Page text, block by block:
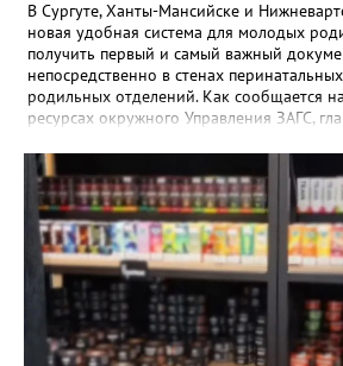
В Сургуте, Ханты-Мансийске и
новая удобная система для молодых
получить первый и самый важный
непосредственно в стенах
родильных отделений. Как сообщается
ресурсах окружного Управления ЗАГС,
бюрократии в первые дни после выписки.
вести прием прямо на базе крупнейших
учреждений региона. «Теперь
специально искать время, записываться
Вся процедура регистрации рождения
обстановке, пока семья еще находится
подчеркивают в ведомстве.
новых кабинетов в Сургуте, Ханты-
Нижневартовске обещают
на официальных страницах ведомств.